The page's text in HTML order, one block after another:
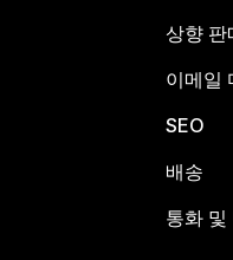
상향 판
이메일
SEO
배송
통화 및